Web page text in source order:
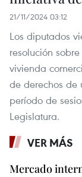
21/11/2024 03:12
Los diputados
resolución
vivienda
de derechos de
período de
Legislatura.
VER MÁS
Mercado